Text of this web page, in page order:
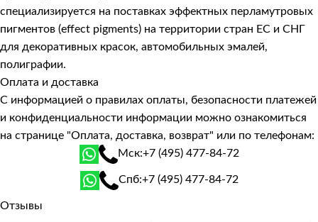
специализируется на поставках эффектных перламутровых
пигментов (effect pigments) на территории стран ЕС и СНГ
для декоративных красок, автомобильных эмалей,
полиграфии.
Оплата и доставка
С информацией о правилах оплаты, безопасности платежей
и конфиденциальности информации можно ознакомиться
на странице "Оплата, доставка, возврат" или по телефонам:
Мск:+7 (495) 477-84-72
Спб:+7 (495) 477-84-72
Отзывы